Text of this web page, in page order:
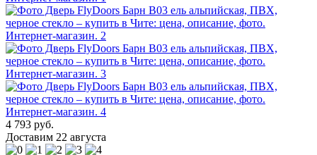
4 793 руб.
Доставим 22 августа